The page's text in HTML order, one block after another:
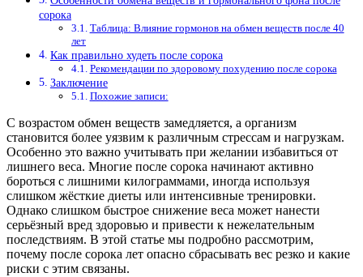
сорока
Таблица: Влияние гормонов на обмен веществ после 40
лет
Как правильно худеть после сорока
Рекомендации по здоровому похудению после сорока
Заключение
Похожие записи:
С возрастом обмен веществ замедляется, а организм
становится более уязвим к различным стрессам и нагрузкам.
Особенно это важно учитывать при желании избавиться от
лишнего веса. Многие после сорока начинают активно
бороться с лишними килограммами, иногда используя
слишком жёсткие диеты или интенсивные тренировки.
Однако слишком быстрое снижение веса может нанести
серьёзный вред здоровью и привести к нежелательным
последствиям. В этой статье мы подробно рассмотрим,
почему после сорока лет опасно сбрасывать вес резко и какие
риски с этим связаны.